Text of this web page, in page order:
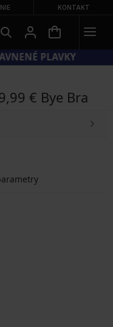
KONTAKT
PLAVKY
€ Bye Bra